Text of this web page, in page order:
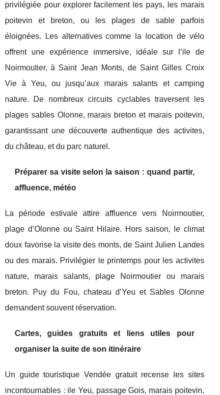
privilégiée pour explorer facilement les pays, les marais
poitevin et breton, ou les plages de sable parfois
éloignées. Les alternatives comme la location de vélo
offrent une expérience immersive, idéale sur l’ile de
Noirmoutier, à Saint Jean Monts, de Saint Gilles Croix
Vie à Yeu, ou jusqu’aux marais salants et camping
nature. De nombreux circuits cyclables traversent les
plages sables Olonne, marais breton et marais poitevin,
garantissant une découverte authentique des activites,
du château, et du parc naturel.
Préparer sa visite selon la saison : quand partir,
affluence, météo
La période estivale attire affluence vers Noirmoutier,
plage d’Olonne ou Saint Hilaire. Hors saison, le climat
doux favorise la visite des monts, de Saint Julien Landes
ou des marais. Privilégier le printemps pour les activites
nature, marais salants, plage Noirmoutier ou marais
breton. Puy du Fou, chateau d’Yeu et Sables Olonne
demandent souvent réservation.
Cartes, guides gratuits et liens utiles pour
organiser la suite de son itinéraire
Un guide touristique Vendée gratuit recense les sites
incontournables : ile Yeu, passage Gois, marais poitevin,